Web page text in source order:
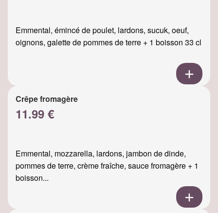
Emmental, émincé de poulet, lardons, sucuk, oeuf,
oignons, galette de pommes de terre + 1 boisson 33 cl
Crêpe fromagère
11.99 €
Emmental, mozzarella, lardons, jambon de dinde,
pommes de terre, crème fraîche, sauce fromagère + 1
boisson...